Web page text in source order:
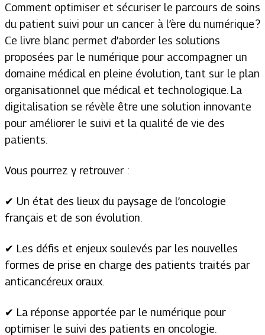
Comment optimiser et sécuriser le parcours de soins
du patient suivi pour un cancer à l’ère du numérique ?
Ce livre blanc permet d’aborder les solutions
proposées par le numérique pour accompagner un
domaine médical en pleine évolution, tant sur le plan
organisationnel que médical et technologique. La
digitalisation se révèle être une solution innovante
pour améliorer le suivi et la qualité de vie des
patients.
Vous pourrez y retrouver :
✔ Un état des lieux du paysage de l’oncologie
français et de son évolution.
✔ Les défis et enjeux soulevés par les nouvelles
formes de prise en charge des patients traités par
anticancéreux oraux.
✔ La réponse apportée par le numérique pour
optimiser le suivi des patients en oncologie.